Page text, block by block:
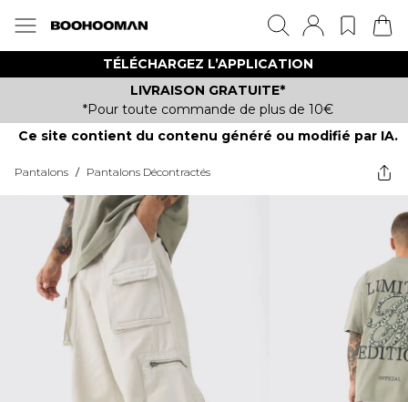
TÉLÉCHARGEZ L’APPLICATION
LIVRAISON GRATUITE*
*Pour toute commande de plus de 10€
Ce site contient du contenu généré ou modifié par IA.
Pantalons / Pantalons Décontractés